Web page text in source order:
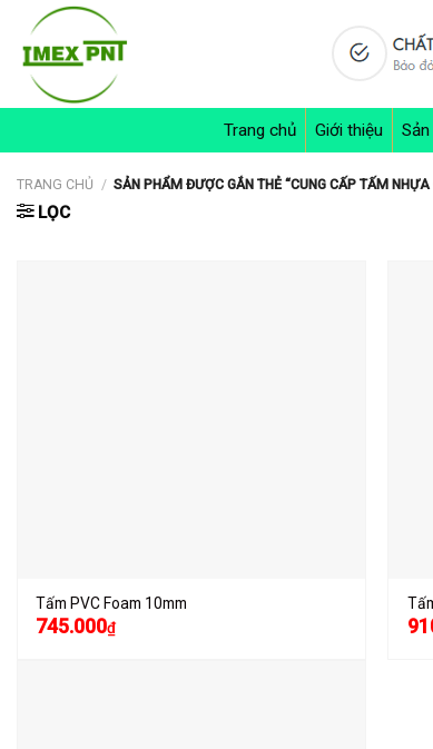
content
Trang chủ Giới thiệu
TRANG CHỦ / SẢN PHẨM ĐƯỢC GẮN THẺ “CUNG CẤP TẤM NHỰA
LỌC
Tấm PVC Foam 10mm
745.000₫